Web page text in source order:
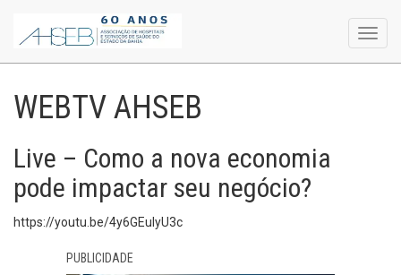
WEBTV AHSEB
Live – Como a nova economia
pode impactar seu negócio?
https://youtu.be/4y6GEulyU3c
PUBLICIDADE